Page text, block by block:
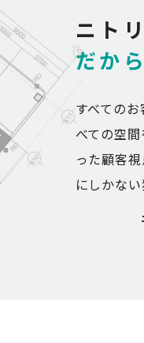
ニト
だから
すべての
べての空
った顧客
にしかな